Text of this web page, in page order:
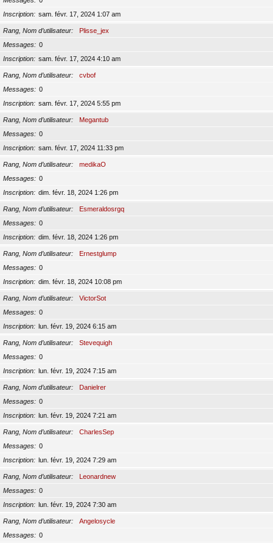
Inscription
sam. févr. 17, 2024 1:07 am
Rang, Nom d’utilisateur
Plisse_jex
Messages
0
Inscription
sam. févr. 17, 2024 4:10 am
Rang, Nom d’utilisateur
cvbof
Messages
0
Inscription
sam. févr. 17, 2024 5:55 pm
Rang, Nom d’utilisateur
Megantub
Messages
0
Inscription
sam. févr. 17, 2024 11:33 pm
Rang, Nom d’utilisateur
medikaO
Messages
0
Inscription
dim. févr. 18, 2024 1:26 pm
Rang, Nom d’utilisateur
Esmeraldosrgq
Messages
0
Inscription
dim. févr. 18, 2024 1:26 pm
Rang, Nom d’utilisateur
Ernestglump
Messages
0
Inscription
dim. févr. 18, 2024 10:08 pm
Rang, Nom d’utilisateur
VictorSot
Messages
0
Inscription
lun. févr. 19, 2024 6:15 am
Rang, Nom d’utilisateur
Stevequigh
Messages
0
Inscription
lun. févr. 19, 2024 7:15 am
Rang, Nom d’utilisateur
Danielrer
Messages
0
Inscription
lun. févr. 19, 2024 7:21 am
Rang, Nom d’utilisateur
CharlesSep
Messages
0
Inscription
lun. févr. 19, 2024 7:29 am
Rang, Nom d’utilisateur
Leonardnew
Messages
0
Inscription
lun. févr. 19, 2024 7:30 am
Rang, Nom d’utilisateur
Angelosycle
Messages
0